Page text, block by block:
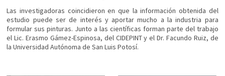
Las investigadoras coincidieron en que la información obtenida del
estudio puede ser de interés y aportar mucho a la industria para
formular sus pinturas. Junto a las científicas forman parte del trabajo
el Lic. Erasmo Gámez-Espinosa, del CIDEPINT y el Dr. Facundo Ruiz, de
la Universidad Autónoma de San Luis Potosí.